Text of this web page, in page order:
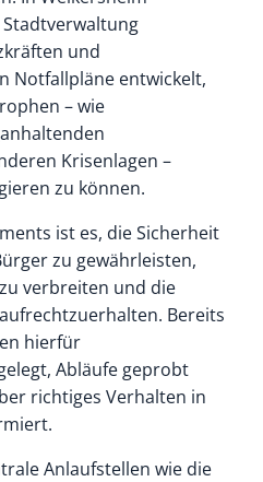
und
Notfallpläne entwickelt,
– wie
Krisenlagen –
zu können.
ist es, die Sicherheit
zu gewährleisten,
verbreiten und die
Bereits
hierfür
Abläufe geprobt
richtiges Verhalten in
Anlaufstellen wie die